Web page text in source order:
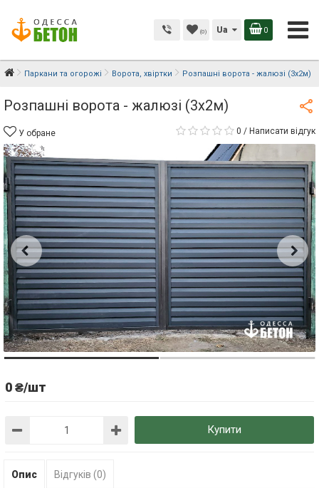
(0) Ua 0
Паркани та огорожі Ворота, хвіртки Розпашні ворота - жалюзі (3x2м)
Розпашні ворота - жалюзі (3x2м)
У обране 0 / Написати відгук
0 ₴/шт
Купити
Опис Відгуків (0)